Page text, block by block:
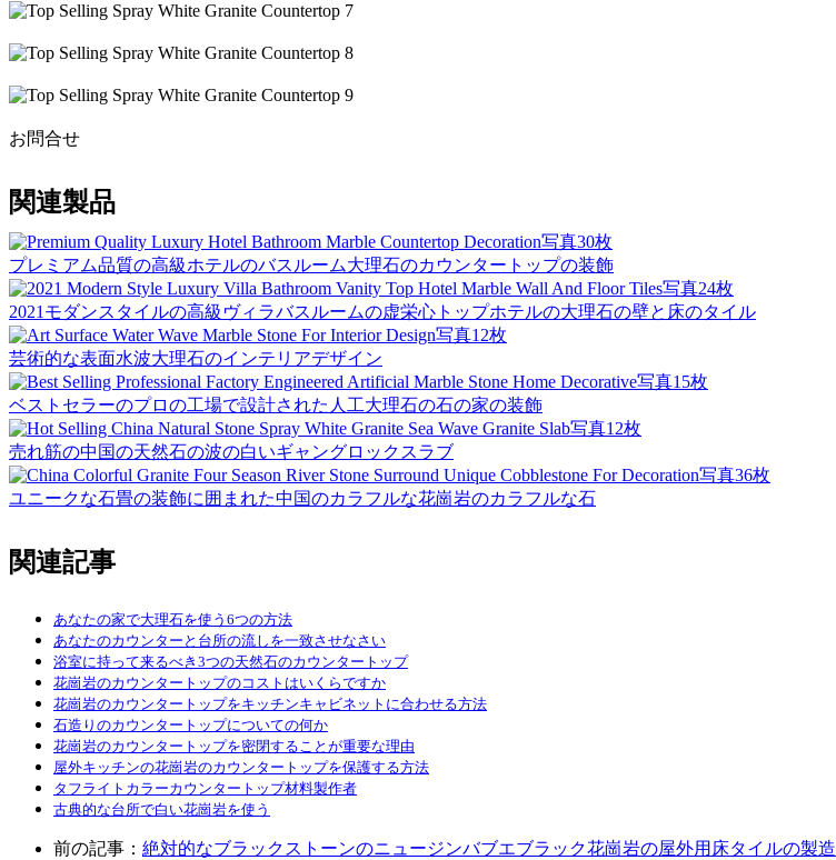
お問合せ
関連製品
写真30枚
プレミアム品質の高級ホテルのバスルーム大理石のカウンタートップの装飾
写真24枚
2021モダンスタイルの高級ヴィラバスルームの虚栄心トップホテルの大理石の壁と床のタイル
写真12枚
芸術的な表面水波大理石のインテリアデザイン
写真15枚
ベストセラーのプロの工場で設計された人工大理石の石の家の装飾
写真12枚
売れ筋の中国の天然石の波の白いギャングロックスラブ
写真36枚
ユニークな石畳の装飾に囲まれた中国のカラフルな花崗岩のカラフルな石
関連記事
あなたの家で大理石を使う6つの方法
あなたのカウンターと台所の流しを一致させなさい
浴室に持って来るべき3つの天然石のカウンタートップ
花崗岩のカウンタートップのコストはいくらですか
花崗岩のカウンタートップをキッチンキャビネットに合わせる方法
石造りのカウンタートップについての何か
花崗岩のカウンタートップを密閉することが重要な理由
屋外キッチンの花崗岩のカウンタートップを保護する方法
タフライトカラーカウンタートップ材料製作者
古典的な台所で白い花崗岩を使う
前の記事： 絶対的なブラックストーンのニュージンバブエブラック花崗岩の屋外用床タイルの製造